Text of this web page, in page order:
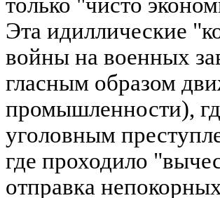
Эта идиллические
войны на военных
гласным образом
промышленности),
уголовным
где проходило
отправка